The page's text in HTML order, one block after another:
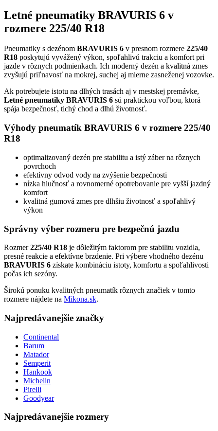
Letné pneumatiky BRAVURIS 6 v
rozmere 225/40 R18
Pneumatiky s dezénom BRAVURIS 6 v presnom rozmere 225/40
R18 poskytujú vyvážený výkon, spoľahlivú trakciu a komfort pri
jazde v rôznych podmienkach. Ich moderný dezén a kvalitná zmes
zvyšujú priľnavosť na mokrej, suchej aj mierne zasneženej vozovke.
Ak potrebujete istotu na dlhých trasách aj v mestskej premávke,
Letné pneumatiky BRAVURIS 6 sú praktickou voľbou, ktorá
spája bezpečnosť, tichý chod a dlhú životnosť.
Výhody pneumatík BRAVURIS 6 v rozmere 225/40
R18
optimalizovaný dezén pre stabilitu a istý záber na rôznych
povrchoch
efektívny odvod vody na zvýšenie bezpečnosti
nízka hlučnosť a rovnomerné opotrebovanie pre vyšší jazdný
komfort
kvalitná gumová zmes pre dlhšiu životnosť a spoľahlivý
výkon
Správny výber rozmeru pre bezpečnú jazdu
Rozmer225/40 R18 je dôležitým faktorom pre stabilitu vozidla,
presné reakcie a efektívne brzdenie. Pri výbere vhodného dezénu
BRAVURIS 6 získate kombináciu istoty, komfortu a spoľahlivosti
počas ich sezóny.
Širokú ponuku kvalitných pneumatík rôznych značiek v tomto
rozmere nájdete na Mikona.sk.
Najpredávanejšie značky
Continental
Barum
Matador
Semperit
Hankook
Michelin
Pirelli
Goodyear
Najpredávanejšie rozmery